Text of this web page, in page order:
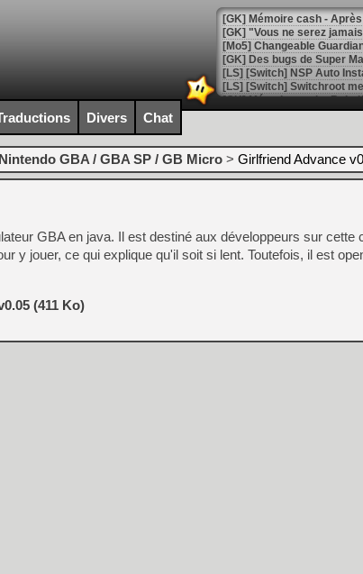
[GK] Mémoire cash -
[GK] "Vous ne serez
[Mo5] Changeable
[GK] Des bugs de Super
[LS] [Switch] NSP Auto
[GK] La saga horrifique
[GK] Le portage de Super
[Mo5] Le jeu de course
[GK] Guillermo del Toro
[GK] Mistfall Hunter : déjà
[GK] Wo Long 2 évolue
[GK] Crossfire : un TPS à
[LS] [PS5] Premiers
[Mo5] DOOM arrive en
[GK] Bethesda fête les 30
[GK] Roblox : l'action en
[GK] Agenda - GeForce
[LS] [PS5] ps5-y2jb-
Divers Chat
Nintendo GBA / GBA SP / GB Micro > Girlfriend Advance
GBA en java. Il est destiné aux développeurs sur cette
y jouer, ce qui explique qu'il soit si lent. Toutefois, il est
(411 Ko)